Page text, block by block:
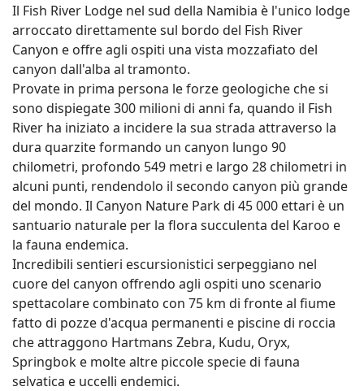
Il Fish River Lodge nel sud della Namibia è l'unico lodge
arroccato direttamente sul bordo del Fish River
Canyon e offre agli ospiti una vista mozzafiato del
canyon dall'alba al tramonto.
Provate in prima persona le forze geologiche che si
sono dispiegate 300 milioni di anni fa, quando il Fish
River ha iniziato a incidere la sua strada attraverso la
dura quarzite formando un canyon lungo 90
chilometri, profondo 549 metri e largo 28 chilometri in
alcuni punti, rendendolo il secondo canyon più grande
del mondo. Il Canyon Nature Park di 45 000 ettari è un
santuario naturale per la flora succulenta del Karoo e
la fauna endemica.
Incredibili sentieri escursionistici serpeggiano nel
cuore del canyon offrendo agli ospiti uno scenario
spettacolare combinato con 75 km di fronte al fiume
fatto di pozze d'acqua permanenti e piscine di roccia
che attraggono Hartmans Zebra, Kudu, Oryx,
Springbok e molte altre piccole specie di fauna
selvatica e uccelli endemici.